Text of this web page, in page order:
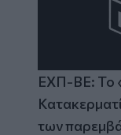
ΕΧΠ-ΒΕ: Το
των